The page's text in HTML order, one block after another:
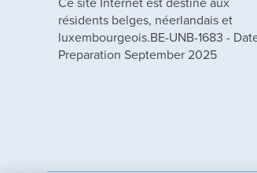
résidents belges, néerlandais et
luxembourgeois.BE-UNB-1683 -
Preparation September 2025